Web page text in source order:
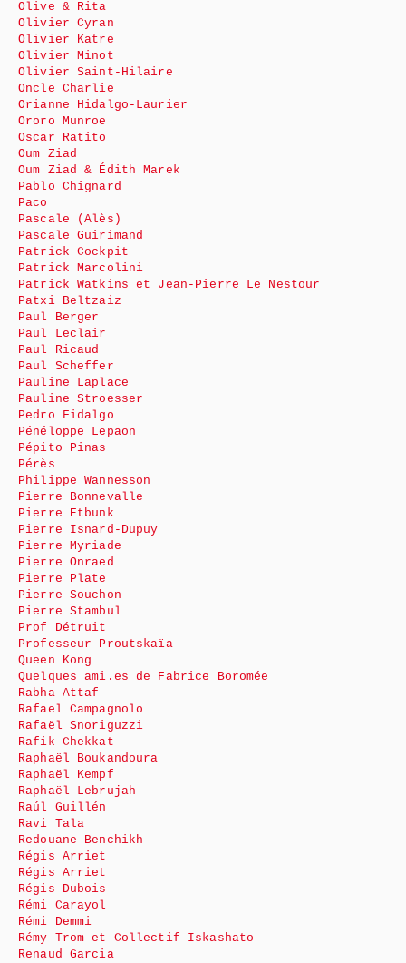
Olive & Rita
Olivier Cyran
Olivier Katre
Olivier Minot
Olivier Saint-Hilaire
Oncle Charlie
Orianne Hidalgo-Laurier
Ororo Munroe
Oscar Ratito
Oum Ziad
Oum Ziad & Édith Marek
Pablo Chignard
Paco
Pascale (Alès)
Pascale Guirimand
Patrick Cockpit
Patrick Marcolini
Patrick Watkins et Jean-Pierre Le Nestour
Patxi Beltzaiz
Paul Berger
Paul Leclair
Paul Ricaud
Paul Scheffer
Pauline Laplace
Pauline Stroesser
Pedro Fidalgo
Pénéloppe Lepaon
Pépito Pinas
Pérès
Philippe Wannesson
Pierre Bonnevalle
Pierre Etbunk
Pierre Isnard-Dupuy
Pierre Myriade
Pierre Onraed
Pierre Plate
Pierre Souchon
Pierre Stambul
Prof Détruit
Professeur Proutskaïa
Queen Kong
Quelques ami.es de Fabrice Boromée
Rabha Attaf
Rafael Campagnolo
Rafaël Snoriguzzi
Rafik Chekkat
Raphaël Boukandoura
Raphaël Kempf
Raphaël Lebrujah
Raúl Guillén
Ravi Tala
Redouane Benchikh
Régis Arriet
Régis Arriet
Régis Dubois
Rémi Carayol
Rémi Demmi
Rémy Trom et Collectif Iskashato
Renaud Garcia